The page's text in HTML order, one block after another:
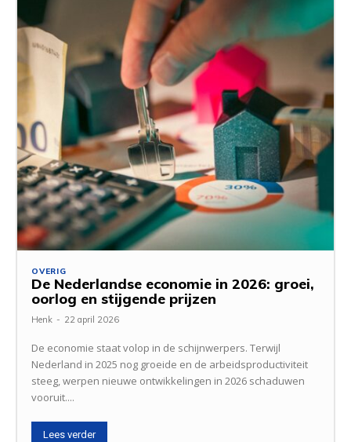
OVERIG
De Nederlandse economie in 2026: groei,
oorlog en stijgende prijzen
Henk - 22 april 2026
De economie staat volop in de schijnwerpers. Terwijl
Nederland in 2025 nog groeide en de arbeidsproductiviteit
steeg, werpen nieuwe ontwikkelingen in 2026 schaduwen
vooruit....
Lees verder